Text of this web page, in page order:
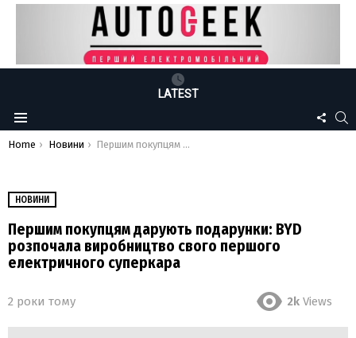
LATEST
Menu
US
You are here:
Home Новини Першим покупцям дарують подарунки: BYD розпочала виробництво свого першого електричного суперкара
НОВИНИ
Першим покупцям дарують подарунки: BYD
розпочала виробництво свого першого
електричного суперкара
2 роки тому 2k Views